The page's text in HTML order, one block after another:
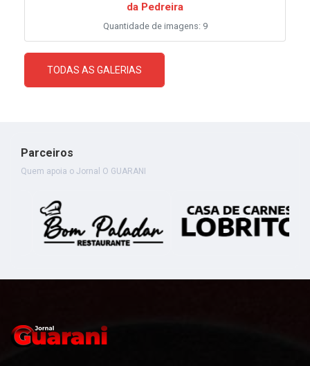
da Pedreira
Quantidade de imagens: 9
TODAS AS GALERIAS
Parceiros
Quem apoia o Jornal O GUARANI